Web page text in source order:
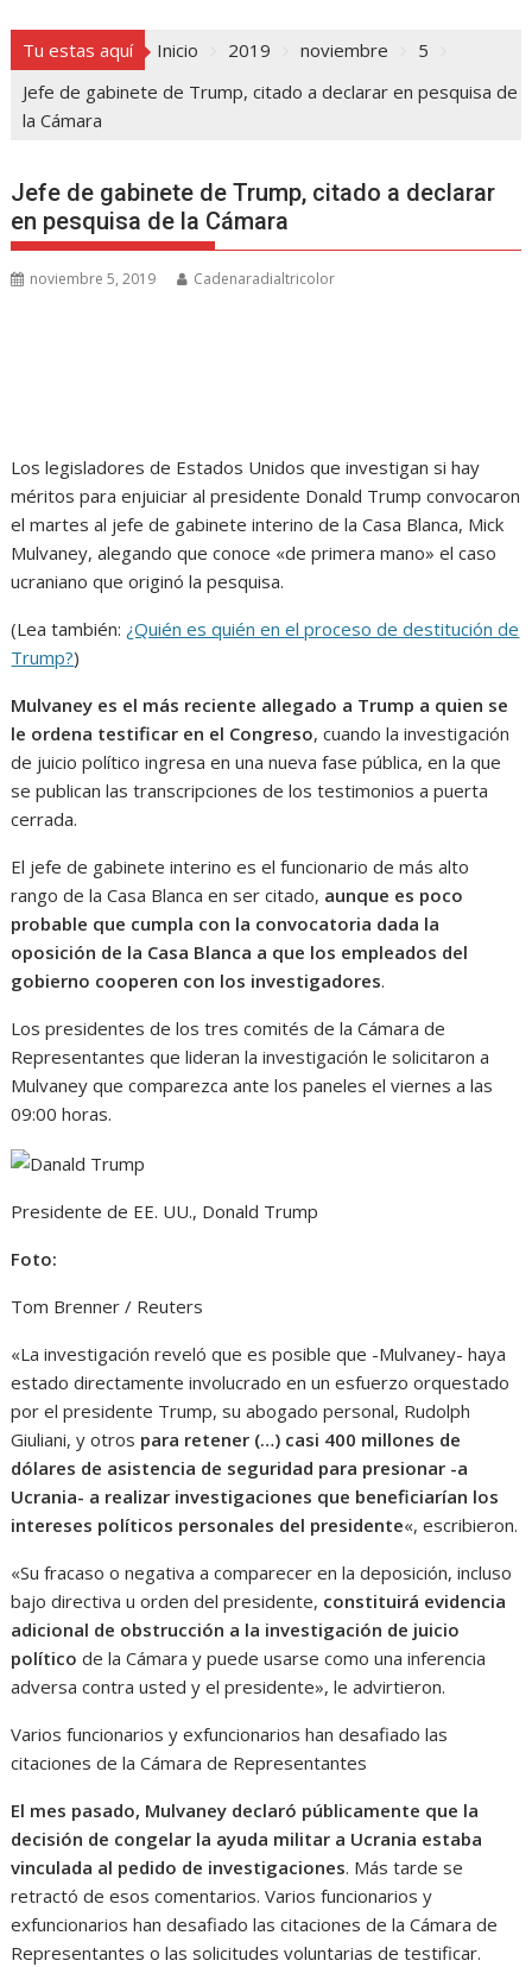
Tu estas aquí Inicio 2019 noviembre
5
Jefe de gabinete de Trump, citado a declarar en pesquisa de
la Cámara
Jefe de gabinete de Trump, citado a declarar
en pesquisa de la Cámara
noviembre 5, 2019 Cadenaradialtricolor
Los legisladores de Estados Unidos que investigan si hay
méritos para enjuiciar al presidente Donald Trump convocaron
el martes al jefe de gabinete interino de la Casa Blanca, Mick
Mulvaney, alegando que conoce «de primera mano» el caso
ucraniano que originó la pesquisa.
(Lea también: ¿Quién es quién en el proceso de destitución de
Trump?)
Mulvaney es el más reciente allegado a Trump a quien se
le ordena testificar en el Congreso, cuando la investigación
de juicio político ingresa en una nueva fase pública, en la que
se publican las transcripciones de los testimonios a puerta
cerrada.
El jefe de gabinete interino es el funcionario de más alto
rango de la Casa Blanca en ser citado, aunque es poco
probable que cumpla con la convocatoria dada la
oposición de la Casa Blanca a que los empleados del
gobierno cooperen con los investigadores.
Los presidentes de los tres comités de la Cámara de
Representantes que lideran la investigación le solicitaron a
Mulvaney que comparezca ante los paneles el viernes a las
09:00 horas.
Presidente de EE. UU., Donald Trump
Foto:
Tom Brenner / Reuters
«La investigación reveló que es posible que -Mulvaney- haya
estado directamente involucrado en un esfuerzo orquestado
por el presidente Trump, su abogado personal, Rudolph
Giuliani, y otros para retener (…) casi 400 millones de
dólares de asistencia de seguridad para presionar -a
Ucrania- a realizar investigaciones que beneficiarían los
intereses políticos personales del presidente«, escribieron.
«Su fracaso o negativa a comparecer en la deposición, incluso
bajo directiva u orden del presidente, constituirá evidencia
adicional de obstrucción a la investigación de juicio
políticode la Cámara y puede usarse como una inferencia
adversa contra usted y el presidente», le advirtieron.
Varios funcionarios y exfuncionarios han desafiado las
citaciones de la Cámara de Representantes
El mes pasado, Mulvaney declaró públicamente que la
decisión de congelar la ayuda militar a Ucrania estaba
vinculada al pedido de investigaciones. Más tarde se
retractó de esos comentarios. Varios funcionarios y
exfuncionarios han desafiado las citaciones de la Cámara de
Representantes o las solicitudes voluntarias de testificar.